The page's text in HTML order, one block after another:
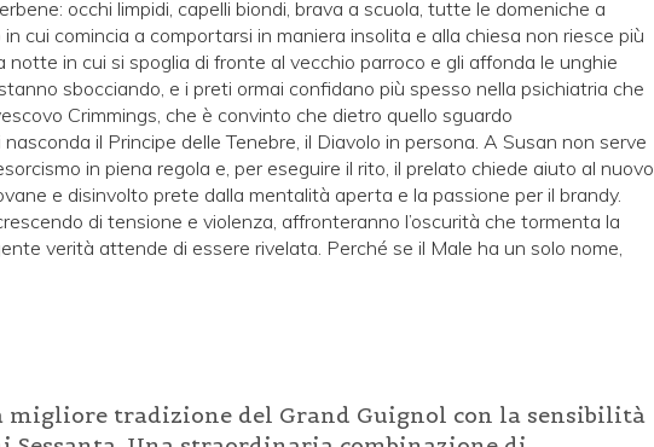
occhi limpidi, capelli biondi, brava a scuola, tutte le domeniche a
cui comincia a comportarsi in maniera insolita e alla chiesa non riesce più
notte in cui si spoglia di fronte al vecchio parroco e gli affonda le unghie
sbocciando, e i preti ormai confidano più spesso nella psichiatria che
Crimmings, che è convinto che dietro quello sguardo
il Principe delle Tenebre, il Diavolo in persona. A Susan non serve
in piena regola e, per eseguire il rito, il prelato chiede aiuto al nuovo
e disinvolto prete dalla mentalità aperta e la passione per il brandy.
di tensione e violenza, affronteranno l’oscurità che tormenta la
verità attende di essere rivelata. Perché se il Male ha un solo nome,
migliore tradizione del Grand Guignol con la sensibilità